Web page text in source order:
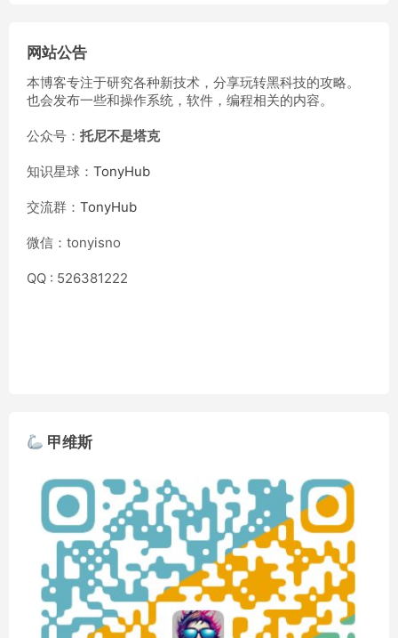
网站公告
本博客专注于研究各种新技术，分享玩转黑科技的攻略。
也会发布一些和操作系统，软件，编程相关的内容。
公众号： 托尼不是塔克
知识星球： TonyHub
交流群： TonyHub
微信：tonyisno
QQ : 526381222
甲维斯